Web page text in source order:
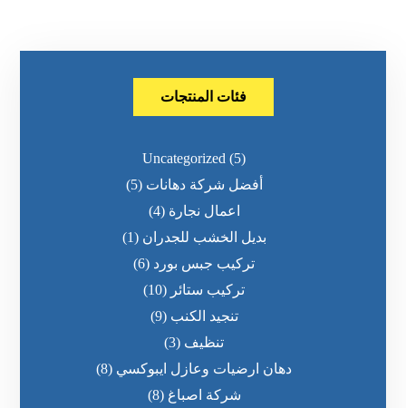
فئات المنتجات
Uncategorized (5)
أفضل شركة دهانات (5)
اعمال نجارة (4)
بديل الخشب للجدران (1)
تركيب جبس بورد (6)
تركيب ستائر (10)
تنجيد الكنب (9)
تنظيف (3)
دهان ارضيات وعازل ايبوكسي (8)
شركة اصباغ (8)